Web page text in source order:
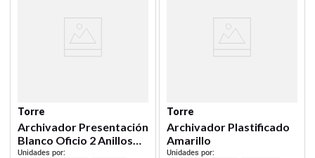
Torre
Archivador Presentación
Blanco Oficio 2 Anillos
1,5"
Unidades por:
Torre
Archivador Plastificado
Amarillo
Unidades por: